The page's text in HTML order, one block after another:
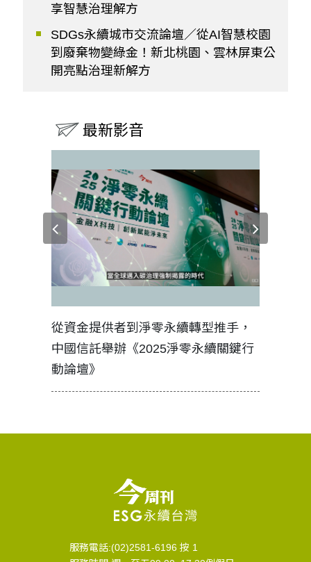
享智慧治理解方
SDGs永續城市交流論壇／從AI智慧校園
到廢棄物變綠金！新北桃園、雲林屏東公
開亮點治理新解方
最新影音
從資金提供者到淨零永續轉型推手，
中國信託舉辦《2025淨零永續關鍵行
動論壇》
服務電話:(02)2581-6196 按 1